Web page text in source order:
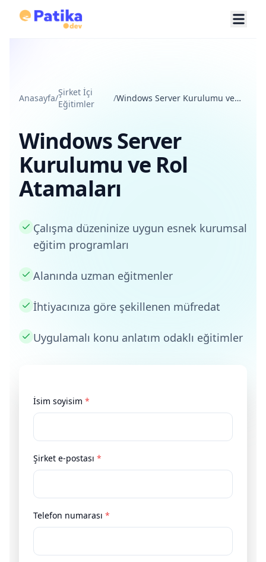
Anasayfa/
Şirket İçi
Eğitimler
/Windows Server Kurulumu ve
Windows Server
Kurulumu ve Rol
Atamaları
Çalışma düzeninize uygun esnek kurumsal
eğitim programları
Alanında uzman eğitmenler
İhtiyacınıza göre şekillenen müfredat
Uygulamalı konu anlatım odaklı eğitimler
İsim soyisim *
Şirket e-postası *
Telefon numarası *